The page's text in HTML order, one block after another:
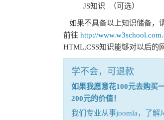
JS知识 （可选）
如果不具备以上知识储备，
前往 http://
HTML,CSS知识能够对以后的
学不会，可退款
如果我愿意花100元去购买
200元的价值！
我们专业从事joomla，了解